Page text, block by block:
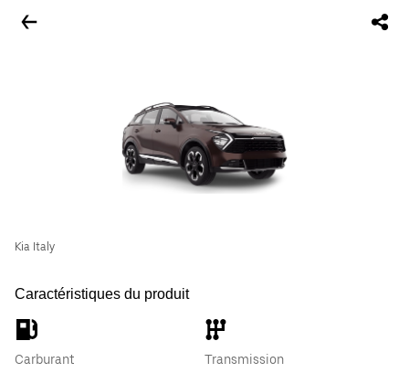
Kia Italy
Caractéristiques du produit
Carburant
Transmission